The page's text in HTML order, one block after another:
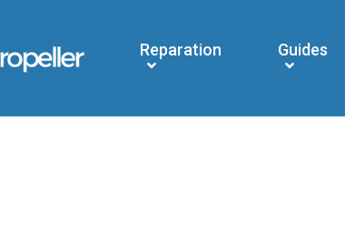
Reparation Guides